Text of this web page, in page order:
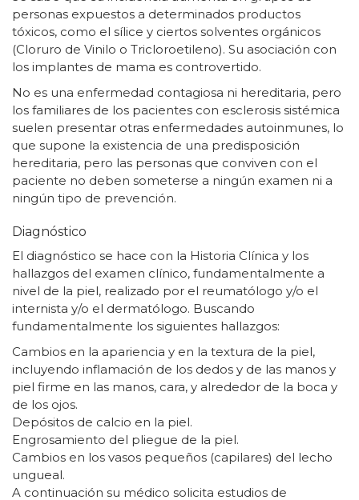
personas expuestos a determinados productos
tóxicos, como el sílice y ciertos solventes orgánicos
(Cloruro de Vinilo o Tricloroetileno). Su asociación con
los implantes de mama es controvertido.
No es una enfermedad contagiosa ni hereditaria, pero
los familiares de los pacientes con esclerosis sistémica
suelen presentar otras enfermedades autoinmunes, lo
que supone la existencia de una predisposición
hereditaria, pero las personas que conviven con el
paciente no deben someterse a ningún examen ni a
ningún tipo de prevención.
Diagnóstico
El diagnóstico se hace con la Historia Clínica y los
hallazgos del examen clínico, fundamentalmente a
nivel de la piel, realizado por el reumatólogo y/o el
internista y/o el dermatólogo. Buscando
fundamentalmente los siguientes hallazgos:
Cambios en la apariencia y en la textura de la piel,
incluyendo inflamación de los dedos y de las manos y
piel firme en las manos, cara, y alrededor de la boca y
de los ojos.
Depósitos de calcio en la piel.
Engrosamiento del pliegue de la piel.
Cambios en los vasos pequeños (capilares) del lecho
ungueal.
A continuación su médico solicita estudios de